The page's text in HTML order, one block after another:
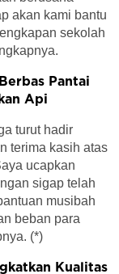
akan kami bantu
sekolah
Pantai
Api
turut hadir
terima kasih atas
ucapkan
sigap telah
musibah
beban para
(*)
Kualitas